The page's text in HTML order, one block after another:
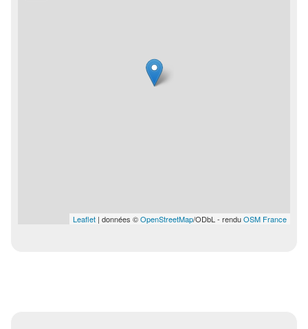
Leaflet | données ©OpenStreetMap/ODbL - renduOSM France